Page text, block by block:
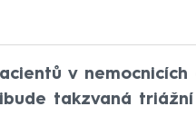
v
takzvaná